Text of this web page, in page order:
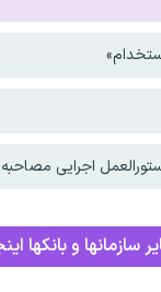
اجرایی
و بانکها